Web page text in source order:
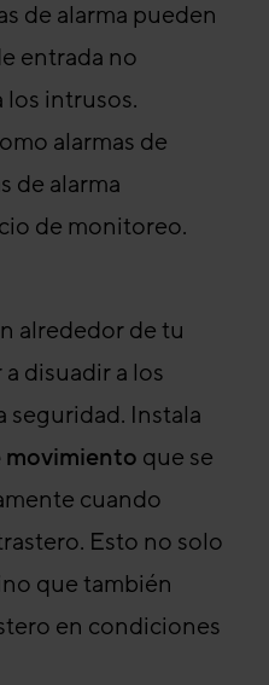
de alarma pueden
entrada no
los intrusos.
alarmas de
de alarma
de monitoreo.
alrededor de tu
disuadir a los
seguridad. Instala
movimiento que se
cuando
Esto no solo
que también
en condiciones